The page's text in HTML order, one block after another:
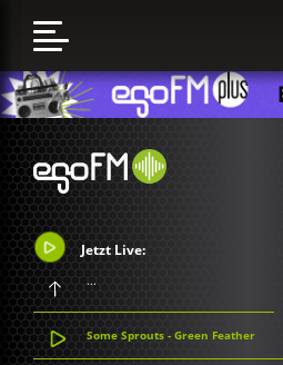
Jetzt Live:
...
Some Sprouts - Green Feather